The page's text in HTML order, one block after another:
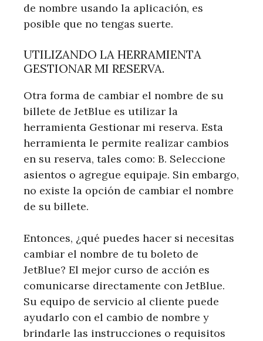
de nombre usando la aplicación, es
posible que no tengas suerte.
UTILIZANDO LA HERRAMIENTA
GESTIONAR MI RESERVA.
Otra forma de cambiar el nombre de su
billete de JetBlue es utilizar la
herramienta Gestionar mi reserva. Esta
herramienta le permite realizar cambios
en su reserva, tales como: B. Seleccione
asientos o agregue equipaje. Sin embargo,
no existe la opción de cambiar el nombre
de su billete.
Entonces, ¿qué puedes hacer si necesitas
cambiar el nombre de tu boleto de
JetBlue? El mejor curso de acción es
comunicarse directamente con JetBlue.
Su equipo de servicio al cliente puede
ayudarlo con el cambio de nombre y
brindarle las instrucciones o requisitos